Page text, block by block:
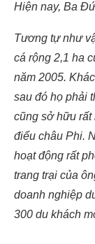
Hiện nay, Ba
Tương tự như
cá rộng 2,1 ha
năm 2005.
sau đó họ phải
cũng sở hữu rất
điểu châu Phi.
hoạt động rất
trang trại của
doanh nghiệp
300 du khách